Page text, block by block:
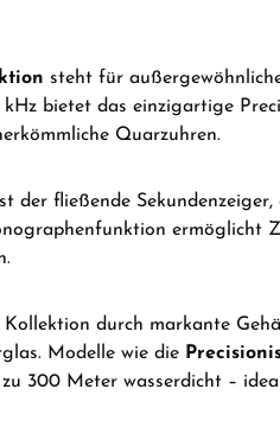
steht für
bietet das einzigartige
Quarzuhren.
der fließende
ermöglicht
Kollektion durch markante
Modelle wie die
300 Meter wasserdicht –